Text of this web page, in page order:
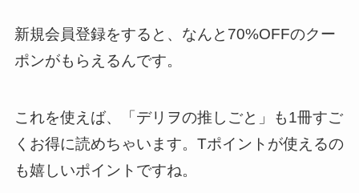
新規会員登録をすると、なんと70%OFFのクー
ポンがもらえるんです。
これを使えば、「デリヲの推しごと」も1冊すご
くお得に読めちゃいます。Tポイントが使えるの
も嬉しいポイントですね。